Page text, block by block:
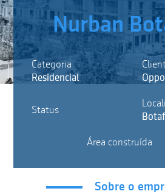
Nurban
Categoria
Residencial
Status
Área construída
Sobre o